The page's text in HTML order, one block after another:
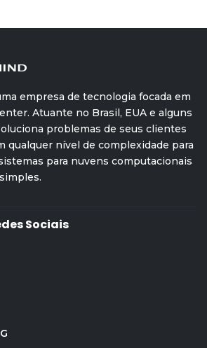
empresa de tecnologia focada em
Atuante no Brasil, EUA e alguns
problemas de seus clientes
qualquer nível de complexidade para
para nuvens computacionais
Sociais